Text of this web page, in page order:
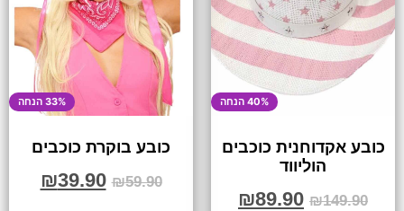
40% הנחה
כובע אקדוחנית כוכבים
הוליווד
₪149.90
₪89.90
33% הנחה
כובע בוקרת כוכבים
₪59.90
₪39.90